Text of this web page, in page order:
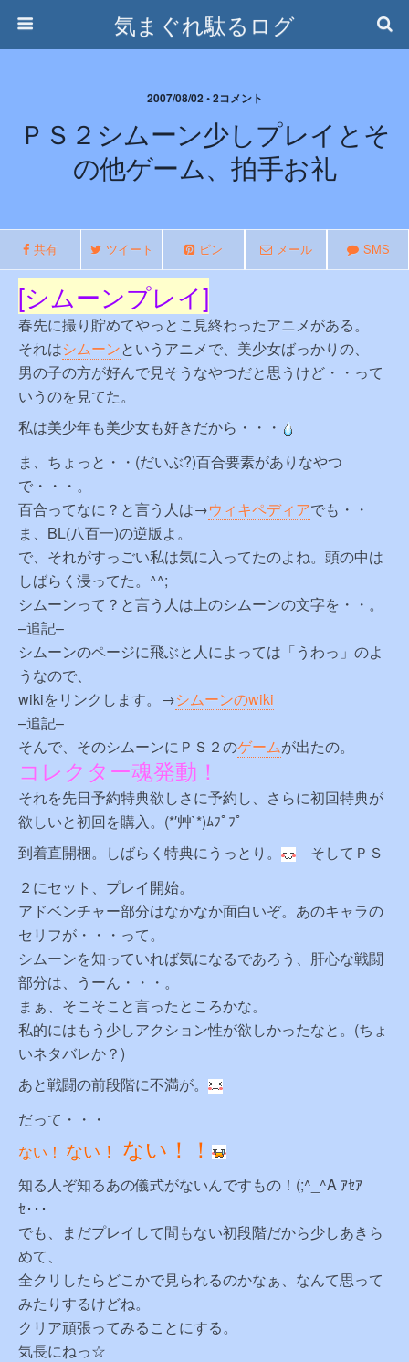
気まぐれ駄るログ
2007/08/02 • 2コメント
ＰＳ２シムーン少しプレイとそ
の他ゲーム、拍手お礼
共有 ツイート ピン メール SMS
[シムーンプレイ]
春先に撮り貯めてやっとこ見終わったアニメがある。
それはシムーンというアニメで、美少女ばっかりの、
男の子の方が好んで見そうなやつだと思うけど・・って
いうのを見てた。
私は美少年も美少女も好きだから・・・
ま、ちょっと・・(だいぶ?)百合要素がありなやつ
で・・・。
百合ってなに？と言う人は→ウィキペディアでも・・
ま、BL(八百一)の逆版よ。
で、それがすっごい私は気に入ってたのよね。頭の中は
しばらく浸ってた。^^;
シムーンって？と言う人は上のシムーンの文字を・・。
–追記–
シムーンのページに飛ぶと人によっては「うわっ」のよ
うなので、
wikiをリンクします。→シムーンのwiki
–追記–
そんで、そのシムーンにＰＳ２のゲームが出たの。
コレクター魂発動！
それを先日予約特典欲しさに予約し、さらに初回特典が
欲しいと初回を購入。(*′艸`*)ﾑﾌﾟﾌﾟ
到着直開梱。しばらく特典にうっとり。
そしてＰＳ
２にセット、プレイ開始。
アドベンチャー部分はなかなか面白いぞ。あのキャラの
セリフが・・・って。
シムーンを知っていれば気になるであろう、肝心な戦闘
部分は、うーん・・・。
まぁ、そこそこと言ったところかな。
私的にはもう少しアクション性が欲しかったなと。(ちょ
いネタバレか？)
あと戦闘の前段階に不満が。
だって・・・
ない！ ない！ ない！！
知る人ぞ知るあの儀式がないんですもの！(;^_^A ｱｾｱ
ｾ･･･
でも、まだプレイして間もない初段階だから少しあきら
めて、
全クリしたらどこかで見られるのかなぁ、なんて思って
みたりするけどね。
クリア頑張ってみることにする。
気長にねっ☆